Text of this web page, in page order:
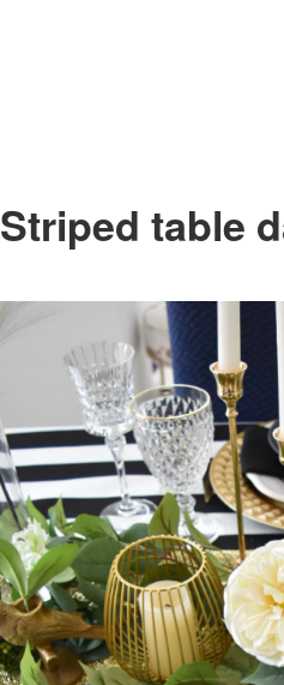
Striped table